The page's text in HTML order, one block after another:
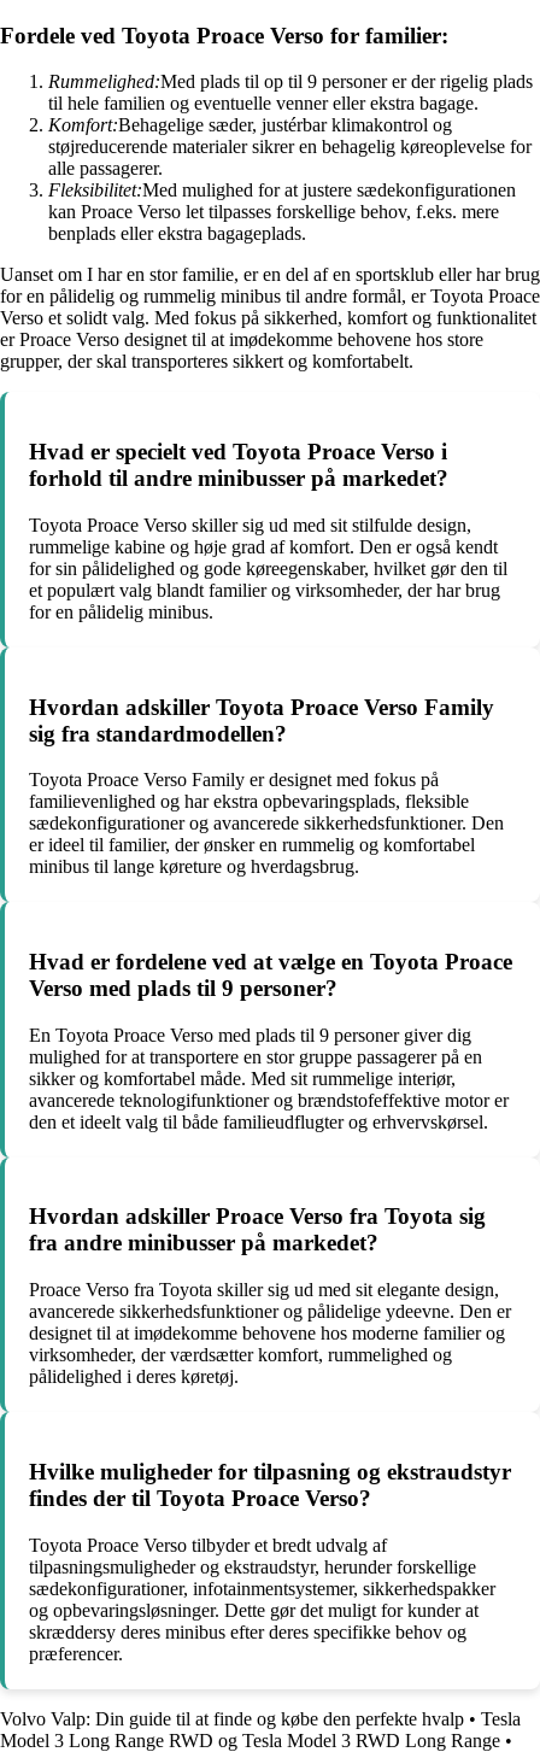
Fordele ved Toyota Proace Verso for familier:
Rummelighed:Med plads til op til 9 personer er der rigelig plads
til hele familien og eventuelle venner eller ekstra bagage.
Komfort:Behagelige sæder, justérbar klimakontrol og
støjreducerende materialer sikrer en behagelig køreoplevelse for
alle passagerer.
Fleksibilitet:Med mulighed for at justere sædekonfigurationen
kan Proace Verso let tilpasses forskellige behov, f.eks. mere
benplads eller ekstra bagageplads.
Uanset om I har en stor familie, er en del af en sportsklub eller har brug
for en pålidelig og rummelig minibus til andre formål, er Toyota Proace
Verso et solidt valg. Med fokus på sikkerhed, komfort og funktionalitet
er Proace Verso designet til at imødekomme behovene hos store
grupper, der skal transporteres sikkert og komfortabelt.
Hvad er specielt ved Toyota Proace Verso i
forhold til andre minibusser på markedet?
Toyota Proace Verso skiller sig ud med sit stilfulde design,
rummelige kabine og høje grad af komfort. Den er også kendt
for sin pålidelighed og gode køreegenskaber, hvilket gør den til
et populært valg blandt familier og virksomheder, der har brug
for en pålidelig minibus.
Hvordan adskiller Toyota Proace Verso Family
sig fra standardmodellen?
Toyota Proace Verso Family er designet med fokus på
familievenlighed og har ekstra opbevaringsplads, fleksible
sædekonfigurationer og avancerede sikkerhedsfunktioner. Den
er ideel til familier, der ønsker en rummelig og komfortabel
minibus til lange køreture og hverdagsbrug.
Hvad er fordelene ved at vælge en Toyota Proace
Verso med plads til 9 personer?
En Toyota Proace Verso med plads til 9 personer giver dig
mulighed for at transportere en stor gruppe passagerer på en
sikker og komfortabel måde. Med sit rummelige interiør,
avancerede teknologifunktioner og brændstofeffektive motor er
den et ideelt valg til både familieudflugter og erhvervskørsel.
Hvordan adskiller Proace Verso fra Toyota sig
fra andre minibusser på markedet?
Proace Verso fra Toyota skiller sig ud med sit elegante design,
avancerede sikkerhedsfunktioner og pålidelige ydeevne. Den er
designet til at imødekomme behovene hos moderne familier og
virksomheder, der værdsætter komfort, rummelighed og
pålidelighed i deres køretøj.
Hvilke muligheder for tilpasning og ekstraudstyr
findes der til Toyota Proace Verso?
Toyota Proace Verso tilbyder et bredt udvalg af
tilpasningsmuligheder og ekstraudstyr, herunder forskellige
sædekonfigurationer, infotainmentsystemer, sikkerhedspakker
og opbevaringsløsninger. Dette gør det muligt for kunder at
skræddersy deres minibus efter deres specifikke behov og
præferencer.
Volvo Valp: Din guide til at finde og købe den perfekte hvalp • Tesla
Model 3 Long Range RWD og Tesla Model 3 RWD Long Range •